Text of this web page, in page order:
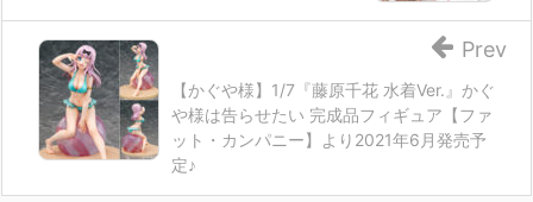
【かぐや様】1/7『藤原千花 水着Ver.』かぐ
や様は告らせたい 完成品フィギュア【ファ
ット・カンパニー】より2021年6月発売予
定♪
Prev